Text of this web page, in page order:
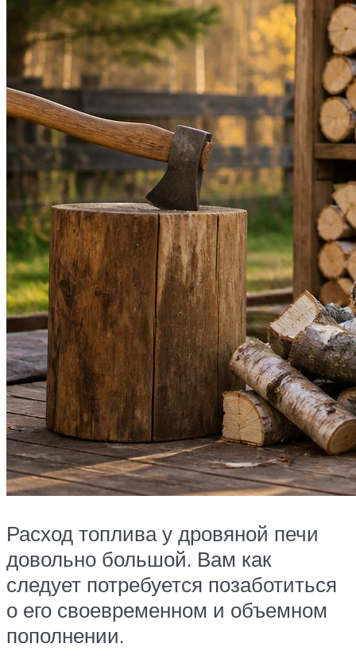
Расход топлива у дровяной печи
довольно большой. Вам как
следует потребуется позаботиться
о его своевременном и объемном
пополнении.